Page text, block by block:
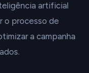
artificial
o processo de
a campanha